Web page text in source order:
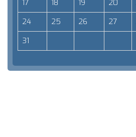
17
18 19 20
24
25 26 27
31